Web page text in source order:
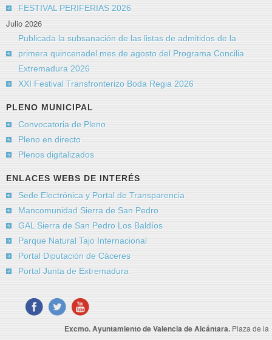
FESTIVAL PERIFERIAS 2026
Julio 2026
Publicada la subsanación de las listas de admitidos de la
primera quincenadel mes de agosto del Programa Concilia
Extremadura 2026
XXI Festival Transfronterizo Boda Regia 2026
PLENO MUNICIPAL
Convocatoria de Pleno
Pleno en directo
Plenos digitalizados
ENLACES WEBS DE INTERÉS
Sede Electrónica y Portal de Transparencia
Mancomunidad Sierra de San Pedro
GAL Sierra de San Pedro Los Baldíos
Parque Natural Tajo Internacional
Portal Diputación de Cáceres
Portal Junta de Extremadura
Excmo. Ayuntamiento de Valencia de Alcántara. Plaza de la